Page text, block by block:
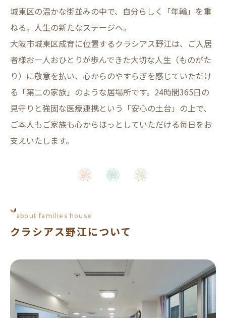
城東区の温かな街並みの中で、自分らしく「年輪」を重
ねる。人生の新たなステージへ。
大阪市城東区成育に位置するクラシアス野江は、ご入居
者様お一人おひとりが歩んできた大切な人生（ものがた
り）に敬意を払い、 心からのやすらぎを感じていただけ
る「第二の家族」のような居場所です。24時間365日の
見守りと強固な医療連携という 「安心の土台」の上で、
ご本人もご家族も心からほっとしていただける毎日をお
支えいたします。
about families house
クラシアス野江について